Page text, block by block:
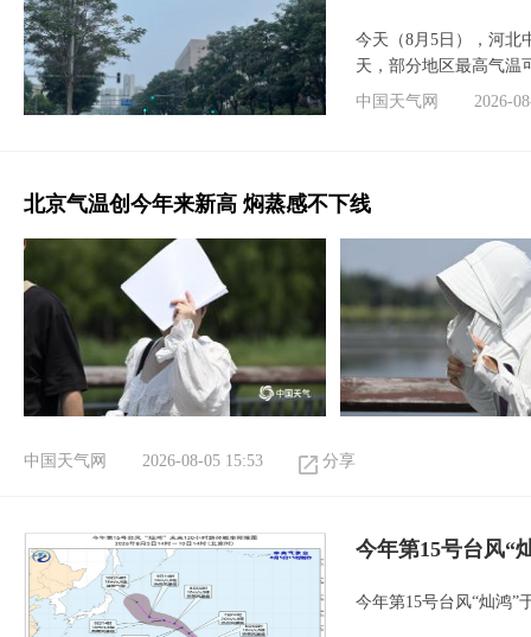
今天（8月5日），河北
天，部分地区最高气温
中国天气网
2026-
北京气温创今年来新高 焖蒸感不下线
中国天气网 2026-08-05 15:53 分享
今年第15号台风“
今年第15号台风“灿鸿”